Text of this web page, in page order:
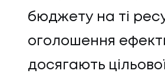
бюджету на ті
оголошення
досягають